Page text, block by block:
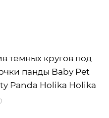
темных кругов под
панды Baby Pet
Panda Holika Holika